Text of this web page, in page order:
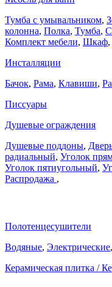
Тумба с умывальником,
колонна, Полка, Тумба,
Комплект мебели, Шкаф,
Инсталляции
Бачок, Рама, Клавиши,
Писсуары
Душевые ограждения
Душевые поддоны,
радиальный, Уголок
Уголок пятиугольный,
Распродажа ,
Полотенцесушители
Водяные, Электрические,
Керамическая плитка /